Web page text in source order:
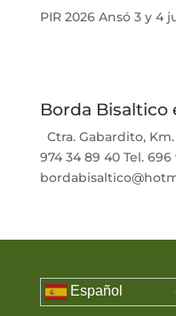
PIR 2026 Ansó 3 y 4
Borda Bisaltico
Ctra. Gabardito, Km.
974 34 89 40 Tel. 696
Español